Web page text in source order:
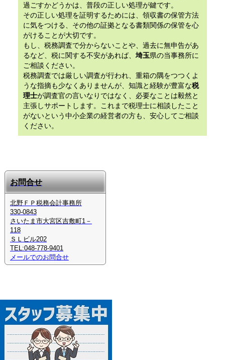
過ごすかどうかは、普段の正しい処理が鍵です。
その正しい処理を証明するためには、領収書の保管方法
に気をつける、その他の証拠となる書類関係の保管を心
がけることが大切です。
もし、税務調査で分からないことや、過去に無申告があ
るなど、税に関する不安があれば、 埼玉県の当事務所に
ご相談ください。
税務調査では厳しい調査が行われ、重箱の隅をつつくよ
うな指摘も少なくありませんが、知識と経験が豊富な税
理士が調査官の言いなりではなく、必要なことは毅然と
主張しサポートします。これまで税理士に相談したこと
がないという中小企業の経営者の方も、安心してご相談
ください。
お問合せ
北野ＦＰ税務会計事務所
330-0843
さいたま市大宮区吉敷町1－
118
ＳＬビル202
TEL:048-778-9401
メールでのお問合せ